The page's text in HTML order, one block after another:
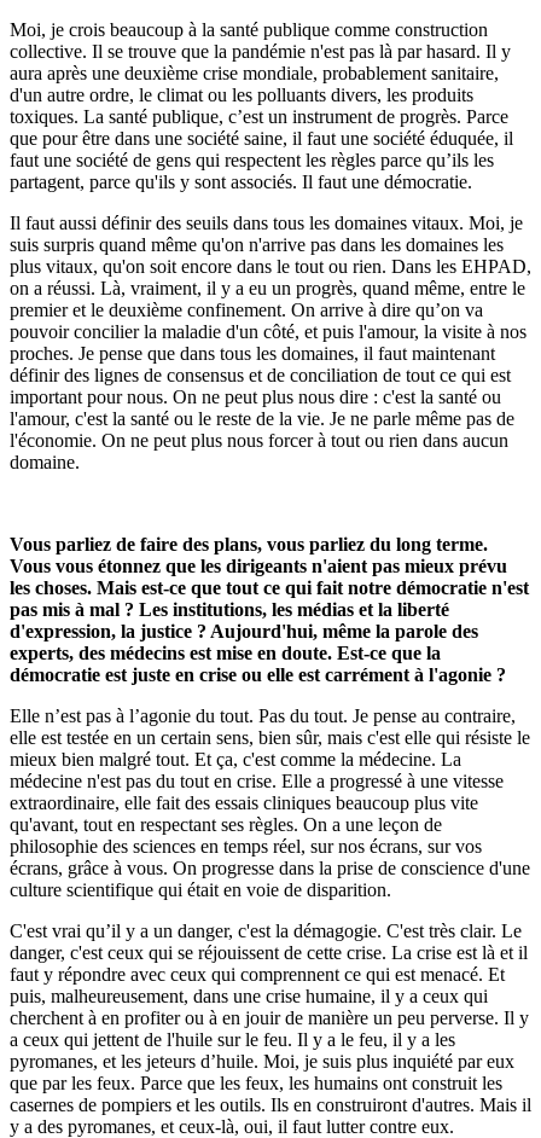
Moi, je crois beaucoup à la santé publique comme construction
collective. Il se trouve que la pandémie n'est pas là par hasard. Il y
aura après une deuxième crise mondiale, probablement sanitaire,
d'un autre ordre, le climat ou les polluants divers, les produits
toxiques. La santé publique, c’est un instrument de progrès. Parce
que pour être dans une société saine, il faut une société éduquée, il
faut une société de gens qui respectent les règles parce qu’ils les
partagent, parce qu'ils y sont associés. Il faut une démocratie.
Il faut aussi définir des seuils dans tous les domaines vitaux. Moi, je
suis surpris quand même qu'on n'arrive pas dans les domaines les
plus vitaux, qu'on soit encore dans le tout ou rien. Dans les EHPAD,
on a réussi. Là, vraiment, il y a eu un progrès, quand même, entre le
premier et le deuxième confinement. On arrive à dire qu’on va
pouvoir concilier la maladie d'un côté, et puis l'amour, la visite à nos
proches. Je pense que dans tous les domaines, il faut maintenant
définir des lignes de consensus et de conciliation de tout ce qui est
important pour nous. On ne peut plus nous dire : c'est la santé ou
l'amour, c'est la santé ou le reste de la vie. Je ne parle même pas de
l'économie. On ne peut plus nous forcer à tout ou rien dans aucun
domaine.
Vous parliez de faire des plans, vous parliez du long terme.
Vous vous étonnez que les dirigeants n'aient pas mieux prévu
les choses. Mais est-ce que tout ce qui fait notre démocratie n'est
pas mis à mal ? Les institutions, les médias et la liberté
d'expression, la justice ? Aujourd'hui, même la parole des
experts, des médecins est mise en doute. Est-ce que la
démocratie est juste en crise ou elle est carrément à l'agonie ?
Elle n’est pas à l’agonie du tout. Pas du tout. Je pense au contraire,
elle est testée en un certain sens, bien sûr, mais c'est elle qui résiste le
mieux bien malgré tout. Et ça, c'est comme la médecine. La
médecine n'est pas du tout en crise. Elle a progressé à une vitesse
extraordinaire, elle fait des essais cliniques beaucoup plus vite
qu'avant, tout en respectant ses règles. On a une leçon de
philosophie des sciences en temps réel, sur nos écrans, sur vos
écrans, grâce à vous. On progresse dans la prise de conscience d'une
culture scientifique qui était en voie de disparition.
C'est vrai qu’il y a un danger, c'est la démagogie. C'est très clair. Le
danger, c'est ceux qui se réjouissent de cette crise. La crise est là et il
faut y répondre avec ceux qui comprennent ce qui est menacé. Et
puis, malheureusement, dans une crise humaine, il y a ceux qui
cherchent à en profiter ou à en jouir de manière un peu perverse. Il y
a ceux qui jettent de l'huile sur le feu. Il y a le feu, il y a les
pyromanes, et les jeteurs d’huile. Moi, je suis plus inquiété par eux
que par les feux. Parce que les feux, les humains ont construit les
casernes de pompiers et les outils. Ils en construiront d'autres. Mais il
y a des pyromanes, et ceux-là, oui, il faut lutter contre eux.